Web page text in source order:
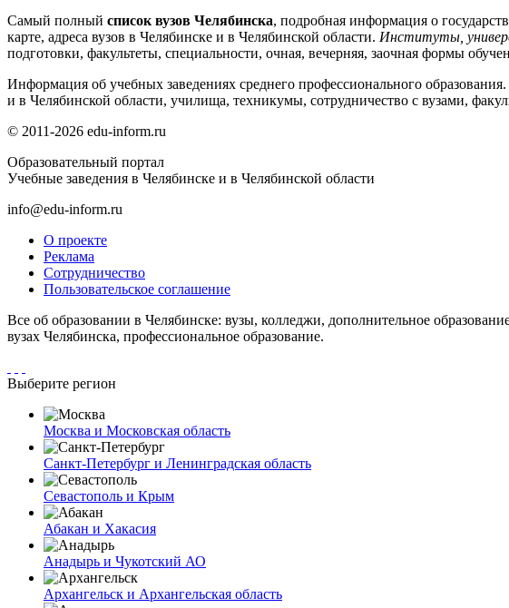
Самый полный список вузов Челябинска, подробная информация о
карте, адреса вузов в Челябинске и в Челябинской области. Институты,
подготовки, факультеты, специальности, очная, вечерняя, заочная формы
Информация об учебных заведениях среднего профессионального
и в Челябинской области, училища, техникумы, сотрудничество с вузами,
© 2011-2026 edu-inform.ru
Образовательный портал
Учебные заведения в Челябинске и в Челябинской области
info@edu-inform.ru
О проекте
Реклама
Сотрудничество
Пользовательское соглашение
Все об образовании в Челябинске: вузы, колледжи, дополнительное
вузах Челябинска, профессиональное образование.
Выберите регион
Москва и Московская область
Санкт-Петербург и Ленинградская область
Севастополь и Крым
Абакан и Хакасия
Анадырь и Чукотский АО
Архангельск и Архангельская область